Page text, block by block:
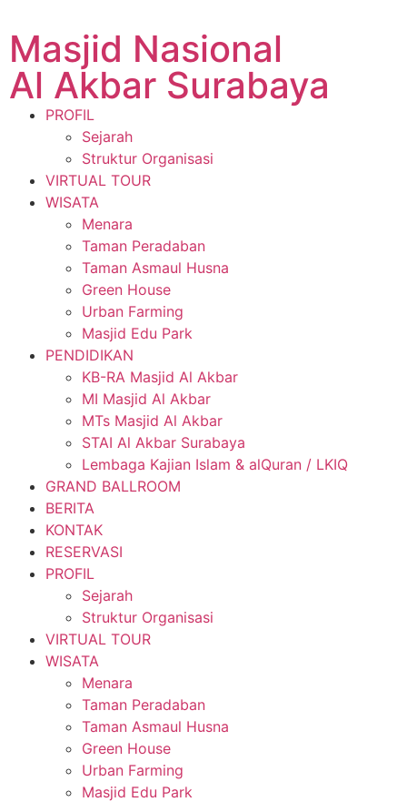
Masjid Nasional
Al Akbar Surabaya
PROFIL
Sejarah
Struktur Organisasi
VIRTUAL TOUR
WISATA
Menara
Taman Peradaban
Taman Asmaul Husna
Green House
Urban Farming
Masjid Edu Park
PENDIDIKAN
KB-RA Masjid Al Akbar
MI Masjid Al Akbar
MTs Masjid Al Akbar
STAI Al Akbar Surabaya
Lembaga Kajian Islam & alQuran / LKIQ
GRAND BALLROOM
BERITA
KONTAK
RESERVASI
PROFIL
Sejarah
Struktur Organisasi
VIRTUAL TOUR
WISATA
Menara
Taman Peradaban
Taman Asmaul Husna
Green House
Urban Farming
Masjid Edu Park